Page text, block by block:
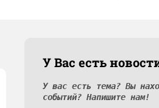
У Вас есть
У вас есть тема? Вы
событий? Напишите нам!